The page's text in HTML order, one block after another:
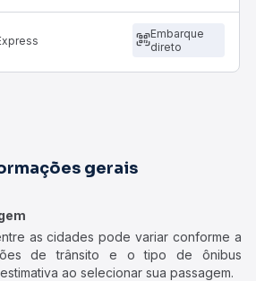
Embarque
direto
gerais
as cidades pode variar conforme a
de trânsito e o tipo de ônibus
ao selecionar sua passagem.